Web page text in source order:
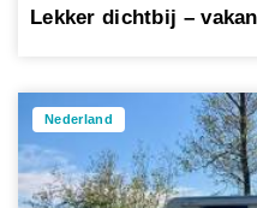
Lekker dichtbij –
Nederland